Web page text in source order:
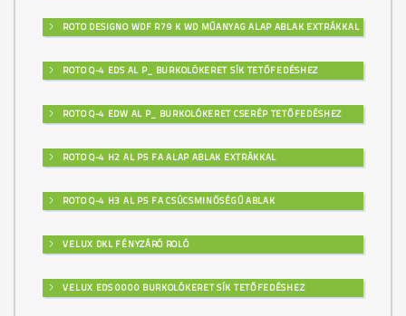
ROTO DESIGNO WDF R79 K WD MŰANYAG ALAP ABLAK EXTRÁKKAL
ROTO Q-4 EDS AL P_ BURKOLÓKERET SÍK TETŐFEDÉSHEZ
ROTO Q-4 EDW AL P_ BURKOLÓKERET CSERÉP TETŐFEDÉSHEZ
ROTO Q-4 H2 AL P5 FA ALAP ABLAK EXTRÁKKAL
ROTO Q-4 H3 AL P5 FA CSÚCSMINŐSÉGŰ ABLAK
VELUX DKL FÉNYZÁRÓ ROLÓ
VELUX EDS 0000 BURKOLÓKERET SÍK TETŐFEDÉSHEZ